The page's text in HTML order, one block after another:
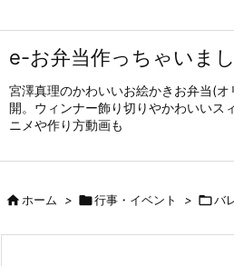
e-お弁当作っちゃいま
宮澤真理のかわいいお絵かきお弁当(
開。ウィンナー飾り切りやかわいいス
ニメや作り方動画も
ホーム > 行事・イベント > バ